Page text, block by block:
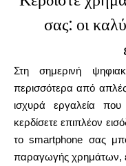
Όροι
σας: οι
Στη σημερινή
περισσότερα από απλές
ισχυρά εργαλεία
κερδίσετε επιπλέον
το smartphone σας
παραγωγής χρημάτων,